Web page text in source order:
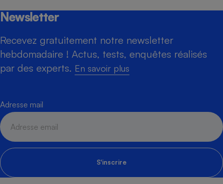
Newsletter
Recevez gratuitement notre newsletter
hebdomadaire ! Actus, tests, enquêtes réalisés
par des experts. En savoir plus
Adresse mail
S'inscrire